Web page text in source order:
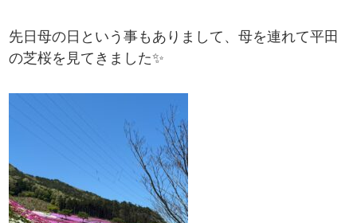
先日母の日という事もありまして、母を連れて平田
の芝桜を見てきました✨